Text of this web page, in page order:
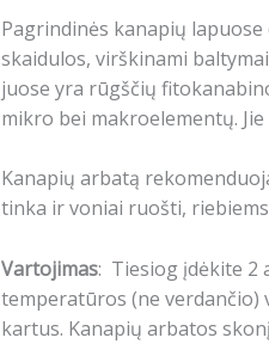
Pagrindinės kanapių
skaidulos, virškinami
juose yra rūgščių
mikro bei makroelementų.
Kanapių arbatą
tinka ir voniai ruošti,
Vartojimas: Tiesiog įdėkite 2
temperatūros (ne verdančio)
kartus. Kanapių arbatos